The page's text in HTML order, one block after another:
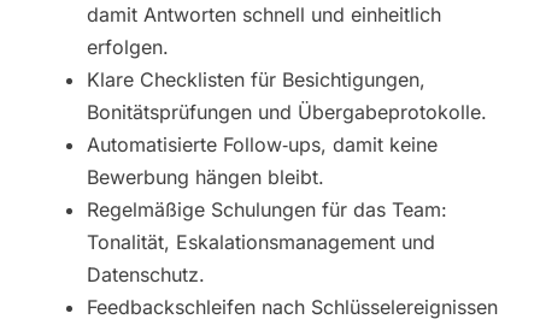
damit Antworten schnell und einheitlich
erfolgen.
Klare Checklisten für Besichtigungen,
Bonitätsprüfungen und Übergabeprotokolle.
Automatisierte Follow‑ups, damit keine
Bewerbung hängen bleibt.
Regelmäßige Schulungen für das Team:
Tonalität, Eskalationsmanagement und
Datenschutz.
Feedbackschleifen nach Schlüsselereignissen